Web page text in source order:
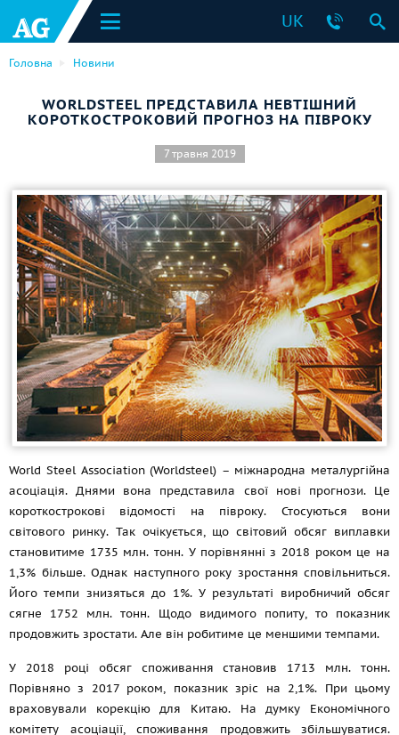
UK
Головна Новини
WORLDSTEEL ПРЕДСТАВИЛА НЕВТІШНИЙ
КОРОТКОСТРОКОВИЙ ПРОГНОЗ НА ПІВРОКУ
7 травня 2019
World Steel Association (Worldsteel) – міжнародна металургійна
асоціація. Днями вона представила свої нові прогнози. Це
короткострокові відомості на півроку. Стосуються вони
світового ринку. Так очікується, що світовий обсяг виплавки
становитиме 1735 млн. тонн. У порівнянні з 2018 роком це на
1,3% більше. Однак наступного року зростання сповільниться.
Його темпи знизяться до 1%. У результаті виробничий обсяг
сягне 1752 млн. тонн. Щодо видимого попиту, то показник
продовжить зростати. Але він робитиме це меншими темпами.
У 2018 році обсяг споживання становив 1713 млн. тонн.
Порівняно з 2017 роком, показник зріс на 2,1%. При цьому
враховували корекцію для Китаю. На думку Економічного
комітету асоціації, споживання продовжить збільшуватися.